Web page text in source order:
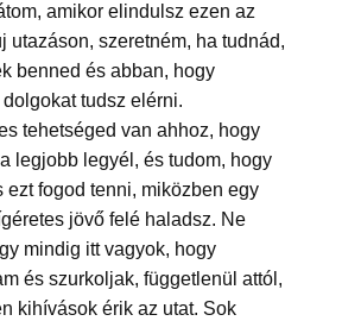
amikor elindulsz ezen az
utazáson, szeretném, ha tudnád,
benned és abban, hogy
tudsz elérni.
tehetséged van ahhoz, hogy
legjobb legyél, és tudom, hogy
ezt fogod tenni, miközben egy
jövő felé haladsz. Ne
mindig itt vagyok, hogy
és szurkoljak, függetlenül attól,
kihívások érik az utat. Sok